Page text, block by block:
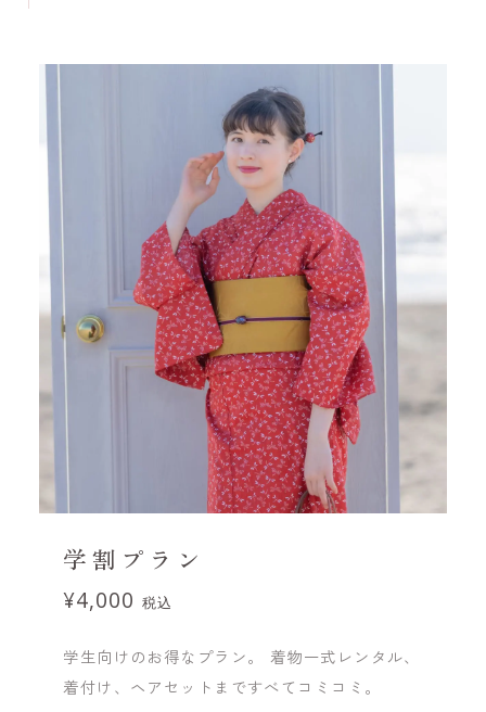
学割プラン
¥4,000 税込
学生向けのお得なプラン。 着物一式レンタル、
着付け、ヘアセットまですべてコミコミ。